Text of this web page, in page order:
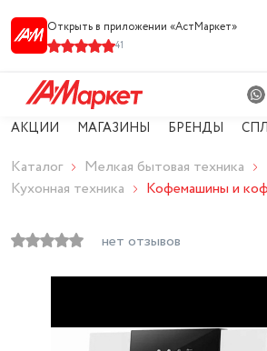
Открыть в приложении «АстМарке‪т‬»
41
АКЦИИ МАГАЗИНЫ БРЕНДЫ
Каталог
Мелкая бытовая техника
Кухонная техника
Кофемашины и
нет отзывов